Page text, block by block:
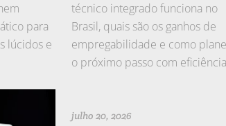
para
lúcidos e
técnico integrado funciona no
Brasil, quais são os ganhos de
empregabilidade e como
o próximo passo com
julho 20, 2026